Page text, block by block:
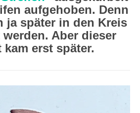
aufgehoben. Denn
ja später in den Kreis
Aber dieser
kam erst später.